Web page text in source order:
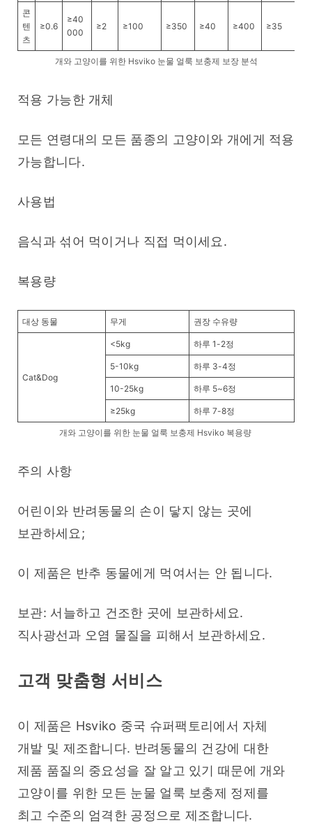
콘
텐
츠
≥0.6
≥40
000
≥2 ≥100 ≥350 ≥40 ≥400 ≥35
개와 고양이를 위한 Hsviko 눈물 얼룩 보충제 보장 분석
적용 가능한 개체
모든 연령대의 모든 품종의 고양이와 개에게 적용
가능합니다.
사용법
음식과 섞어 먹이거나 직접 먹이세요.
복용량
대상 동물 무게 권장 수유량
Cat&Dog
<5kg 하루 1-2정
5-10kg 하루 3-4정
10-25kg 하루 5~6정
≥25kg 하루 7-8정
개와 고양이를 위한 눈물 얼룩 보충제 Hsviko 복용량
주의 사항
어린이와 반려동물의 손이 닿지 않는 곳에
보관하세요;
이 제품은 반추 동물에게 먹여서는 안 됩니다.
보관: 서늘하고 건조한 곳에 보관하세요.
직사광선과 오염 물질을 피해서 보관하세요.
고객 맞춤형 서비스
이 제품은 Hsviko 중국 슈퍼팩토리에서 자체
개발 및 제조합니다. 반려동물의 건강에 대한
제품 품질의 중요성을 잘 알고 있기 때문에 개와
고양이를 위한 모든 눈물 얼룩 보충제 정제를
최고 수준의 엄격한 공정으로 제조합니다.